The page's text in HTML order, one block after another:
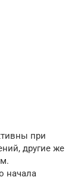
при
другие же
начала